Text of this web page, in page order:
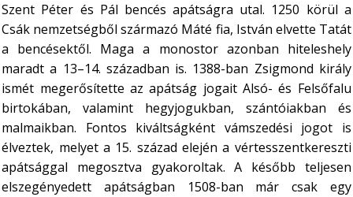
Szent Péter és Pál bencés apátságra utal. 1250 körül a
Csák nemzetségből származó Máté fia, István elvette Tatát
a bencésektől. Maga a monostor azonban hiteleshely
maradt a 13–14. században is. 1388-ban Zsigmond király
ismét megerősítette az apátság jogait Alsó- és Felsőfalu
birtokában, valamint hegyjogukban, szántóiakban és
malmaikban. Fontos kiváltságként vámszedési jogot is
élveztek, melyet a 15. század elején a vértesszentkereszti
apátsággal megosztva gyakoroltak. A később teljesen
elszegényedett apátságban 1508-ban már csak egy